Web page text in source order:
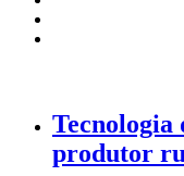
Tecnologia
produtor